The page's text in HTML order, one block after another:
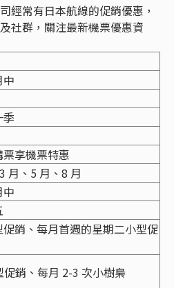
經常有日本航線的促銷優惠，
社群，關注最新機票優惠資
季
享機票特惠
月、5 月、8 月
銷、每月首週的星期二小型促
促銷、每月 2-3 次小樹梟